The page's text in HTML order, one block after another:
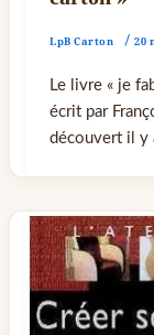
LpB Carton /20
Le livre « je
écrit par
découvert il y